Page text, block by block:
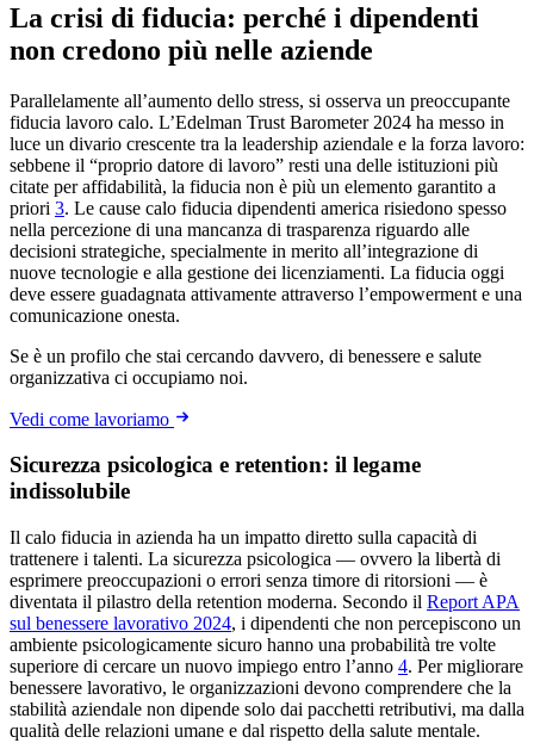
La crisi di fiducia: perché i dipendenti
non credono più nelle aziende
Parallelamente all’aumento dello stress, si osserva un preoccupante
fiducia lavoro calo. L’Edelman Trust Barometer 2024 ha messo in
luce un divario crescente tra la leadership aziendale e la forza lavoro:
sebbene il “proprio datore di lavoro” resti una delle istituzioni più
citate per affidabilità, la fiducia non è più un elemento garantito a
priori 3. Le cause calo fiducia dipendenti america risiedono spesso
nella percezione di una mancanza di trasparenza riguardo alle
decisioni strategiche, specialmente in merito all’integrazione di
nuove tecnologie e alla gestione dei licenziamenti. La fiducia oggi
deve essere guadagnata attivamente attraverso l’empowerment e una
comunicazione onesta.
Se è un profilo che stai cercando davvero, di benessere e salute
organizzativa ci occupiamo noi.
Vedi come lavoriamo
Sicurezza psicologica e retention: il legame
indissolubile
Il calo fiducia in azienda ha un impatto diretto sulla capacità di
trattenere i talenti. La sicurezza psicologica — ovvero la libertà di
esprimere preoccupazioni o errori senza timore di ritorsioni — è
diventata il pilastro della retention moderna. Secondo il Report APA
sul benessere lavorativo 2024, i dipendenti che non percepiscono un
ambiente psicologicamente sicuro hanno una probabilità tre volte
superiore di cercare un nuovo impiego entro l’anno 4. Per migliorare
benessere lavorativo, le organizzazioni devono comprendere che la
stabilità aziendale non dipende solo dai pacchetti retributivi, ma dalla
qualità delle relazioni umane e dal rispetto della salute mentale.